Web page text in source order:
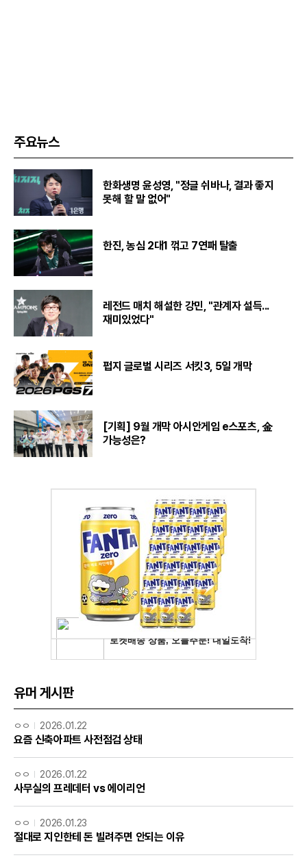
주요뉴스
한화생명 윤성영, "정글 쉬바나, 결과 좋지
못해 할 말 없어"
한진, 농심 2대1 꺾고 7연패 탈출
레전드 매치 해설한 강민, "관계자 설득...
재미있었다"
펍지 글로벌 시리즈 서킷3, 5일 개막
[기획] 9월 개막 아시안게임 e스포츠, 金
가능성은?
유머 게시판
ㅇㅇ 2026.01.22
요즘 신축아파트 사전점검 상태
ㅇㅇ 2026.01.22
사무실의 프레데터 vs 에이리언
ㅇㅇ 2026.01.23
절대로 지인한테 돈 빌려주면 안되는 이유